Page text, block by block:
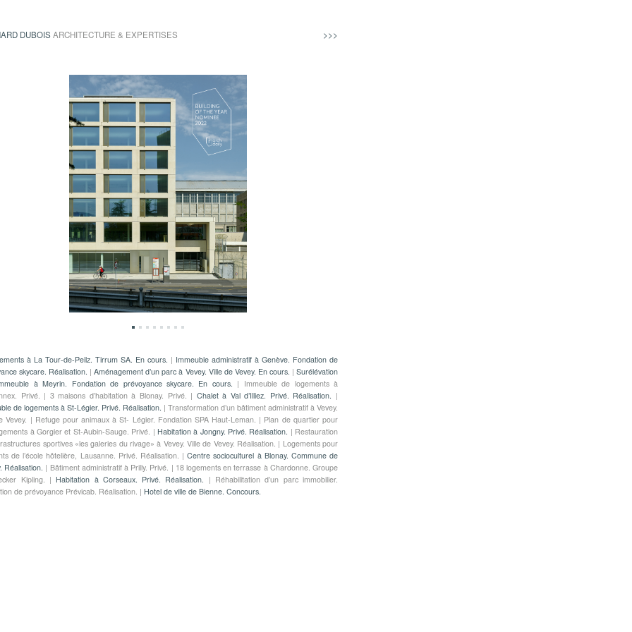
DUBOISARCHITECTURE & EXPERTISES >>>
à La Tour-de-Peilz. Tirrum SA. En cours. | Immeuble administratif à Genève. Fondation de
skycare. Réalisation. |Aménagement d’un parc à Vevey. Ville de Vevey. En cours. |Surélévation
à Meyrin. Fondation de prévoyance skycare. En cours. | Immeuble de logements à
Privé. | 3 maisons d’habitation à Blonay. Privé. | Chalet à Val d’Illiez. Privé. Réalisation. |
de logements à St-Légier. Privé. Réalisation. | Transformation d’un bâtiment administratif à Vevey.
Vevey. | Refuge pour animaux à St- Légier. Fondation SPA Haut-Leman. | Plan de quartier pour
à Gorgier et St-Aubin-Sauge. Privé. | Habitation à Jongny. Privé. Réalisation. | Restauration
sportives «les galeries du rivage» à Vevey. Ville de Vevey. Réalisation. | Logements pour
de l’école hôtelière, Lausanne. Privé. Réalisation. |Centre socioculturel à Blonay. Commune de
Réalisation. | Bâtiment administratif à Prilly. Privé. | 18 logements en terrasse à Chardonne. Groupe
Kipling. | Habitation à Corseaux. Privé. Réalisation. | Réhabilitation d’un parc immobilier.
de prévoyance Prévicab. Réalisation. | Hotel de ville de Bienne. Concours.